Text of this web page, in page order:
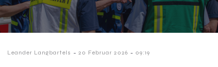
Leander Langbartels - 20 Februar 2026 - 09:19